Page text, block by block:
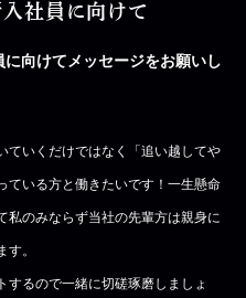
社員に向けて
向けてメッセージをお願いし
ていくだけではなく「追い越してや
ている方と働きたいです！一生懸命
私のみならず当社の先輩方は親身に
。
するので一緒に切磋琢磨しましょ